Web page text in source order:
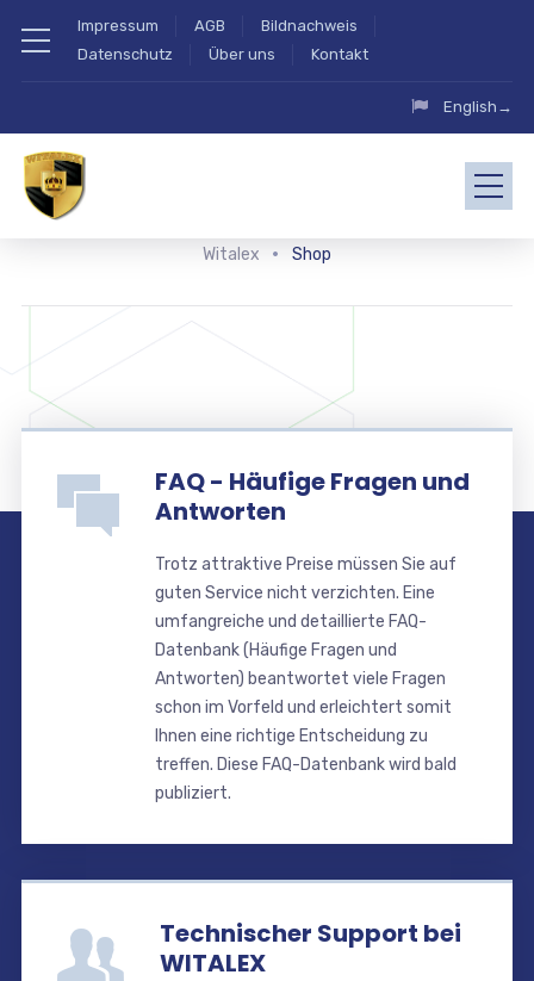
Impressum AGB
Bildnachweis
Datenschutz
Über uns Kontakt
English→
Witalex Shop
FAQ - Häufige Fragen und
Antworten
Trotz attraktive Preise müssen Sie auf
guten Service nicht verzichten. Eine
umfangreiche und detaillierte FAQ-
Datenbank (Häufige Fragen und
Antworten) beantwortet viele Fragen
schon im Vorfeld und erleichtert somit
Ihnen eine richtige Entscheidung zu
treffen. Diese FAQ-Datenbank wird bald
publiziert.
Technischer Support bei
WITALEX